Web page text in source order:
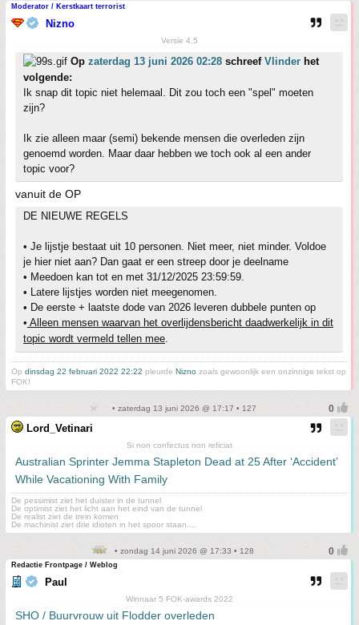
Moderator / Kerstkaart terrorist
Nizno
Versie 4.5
Op zaterdag 13 juni 2026 02:28 schreef Vlinder het
volgende:
Ik snap dit topic niet helemaal. Dit zou toch een "spel" moeten
zijn?
Ik zie alleen maar (semi) bekende mensen die overleden zijn
genoemd worden. Maar daar hebben we toch ook al een ander
topic voor?
vanuit de OP
DE NIEUWE REGELS
• Je lijstje bestaat uit 10 personen. Niet meer, niet minder. Voldoe
je hier niet aan? Dan gaat er een streep door je deelname
• Meedoen kan tot en met 31/12/2025 23:59:59.
• Latere lijstjes worden niet meegenomen.
• De eerste + laatste dode van 2026 leveren dubbele punten op
• Alleen mensen waarvan het overlijdensbericht daadwerkelijk in dit
topic wordt vermeld tellen mee.
Op dinsdag 22 februari 2022 22:22 pleurde Nizno zoals gewoonlijk een onzinnige tekst op
FOK!
• zaterdag 13 juni 2026 @ 17:17 • 127
Lord_Vetinari
Si non confectus non reficiat
Australian Sprinter Jemma Stapleton Dead at 25 After ‘Accident’
While Vacationing With Family
De pessimist ziet het duister in de tunnel
De optimist ziet het licht aan het eind van de tunnel
De realist ziet de trein komen
De machinist ziet drie idioten in het spoor staan....
• zondag 14 juni 2026 @ 17:33 • 128
Redactie Frontpage / Weblog
Paul
Winnaar 5 FOK-awards 2022
SHO / Buurvrouw uit Flodder overleden